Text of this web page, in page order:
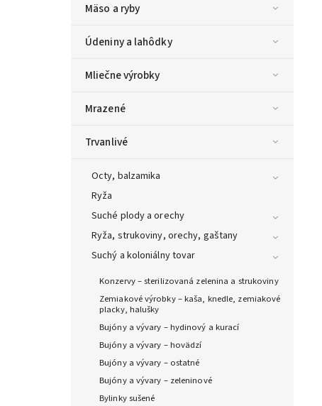
Mäso a ryby
Údeniny a lahôdky
Mliečne výrobky
Mrazené
Trvanlivé
Octy, balzamika
Ryža
Suché plody a orechy
Ryža, strukoviny, orechy, gaštany
Suchý a koloniálny tovar
Konzervy – sterilizovaná zelenina a strukoviny
Zemiakové výrobky – kaša, knedle, zemiakové
placky, halušky
Bujóny a vývary – hydinový a kurací
Bujóny a vývary – hovädzí
Bujóny a vývary – ostatné
Bujóny a vývary – zeleninové
Bylinky sušené